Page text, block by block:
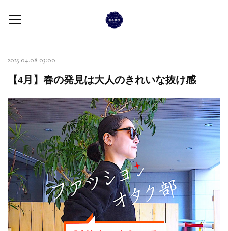
2025.04.08 03:00
【4月】春の発見は大人のきれいな抜け感